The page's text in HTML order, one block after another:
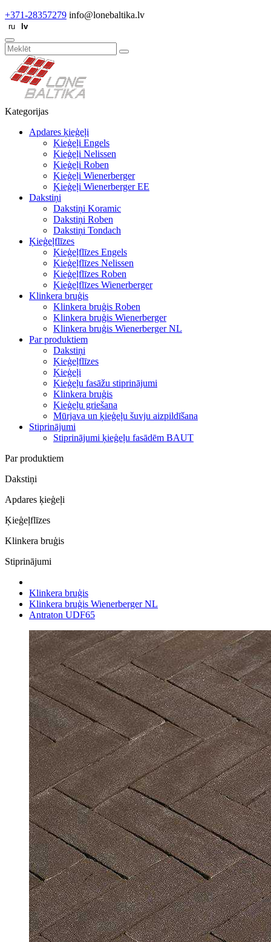
+371-28357279 info@lonebaltika.lv
Kategorijas
Apdares ķieģeļi
Ķieģeļi Engels
Ķieģeļi Nelissen
Ķieģeļi Roben
Ķieģeļi Wienerberger
Ķieģeļi Wienerberger EE
Dakstiņi
Dakstiņi Koramic
Dakstiņi Roben
Dakstiņi Tondach
Ķieģeļflīzes
Ķieģeļflīzes Engels
Ķieģeļflīzes Nelissen
Ķieģeļflīzes Roben
Ķieģeļflīzes Wienerberger
Klinkera bruģis
Klinkera bruģis Roben
Klinkera bruģis Wienerberger
Klinkera bruģis Wienerberger NL
Par produktiem
Dakstiņi
Ķieģeļflīzes
Ķieģeļi
Ķieģeļu fasāžu stiprinājumi
Klinkera bruģis
Ķieģeļu griešana
Mūrjava un ķieģeļu šuvju aizpildīšana
Stiprinājumi
Stiprinājumi ķieģeļu fasādēm BAUT
Par produktiem
Dakstiņi
Apdares ķieģeļi
Ķieģeļflīzes
Klinkera bruģis
Stiprinājumi
Klinkera bruģis
Klinkera bruģis Wienerberger NL
Antraton UDF65